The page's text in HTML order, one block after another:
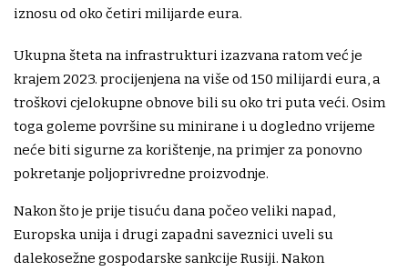
iznosu od oko četiri milijarde eura.
Ukupna šteta na infrastrukturi izazvana ratom već je
krajem 2023. procijenjena na više od 150 milijardi eura, a
troškovi cjelokupne obnove bili su oko tri puta veći. Osim
toga goleme površine su minirane i u dogledno vrijeme
neće biti sigurne za korištenje, na primjer za ponovno
pokretanje poljoprivredne proizvodnje.
Nakon što je prije tisuću dana počeo veliki napad,
Europska unija i drugi zapadni saveznici uveli su
dalekosežne gospodarske sankcije Rusiji. Nakon